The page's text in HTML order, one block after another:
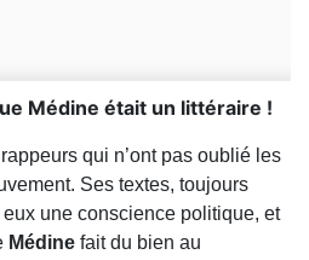
Médine était un littéraire !
qui n’ont pas oublié les
Ses textes, toujours
une conscience politique, et
Médine fait du bien au